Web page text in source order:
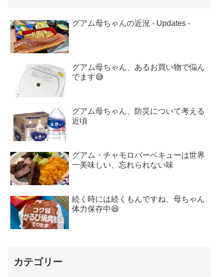
グアム母ちゃんの近況 - Updates -
グアム母ちゃん、あるお買い物で悩ん
でます😅
グアム母ちゃん、防災について考える
近頃
グアム・チャモロバーベキューは世界
一美味しい、忘れられない味
続く時には続くもんですね、母ちゃん
体力保存中😆
カテゴリー